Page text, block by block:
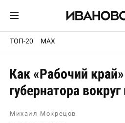
ТОП-20 MAX
Как «Рабочий
губернатора
Михаил Мокрецов